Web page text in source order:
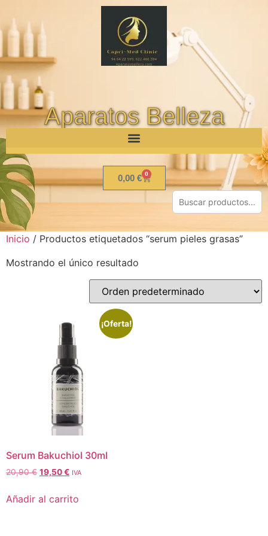
Aparatos Belleza
0,00 € 0
Inicio / Productos etiquetados “serum pieles grasas”
Mostrando el único resultado
¡Oferta!
Serum Bakuchiol 30ml
20,90€ 19,50€ IVA
Añadir al carrito